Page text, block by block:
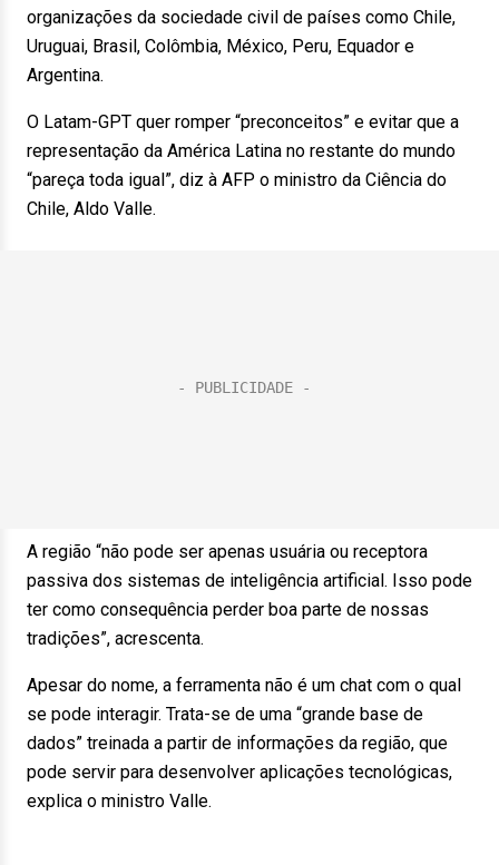
organizações da sociedade civil de países como Chile,
Uruguai, Brasil, Colômbia, México, Peru, Equador e
Argentina.
O Latam-GPT quer romper “preconceitos” e evitar que a
representação da América Latina no restante do mundo
“pareça toda igual”, diz à AFP o ministro da Ciência do
Chile, Aldo Valle.
A região “não pode ser apenas usuária ou receptora
passiva dos sistemas de inteligência artificial. Isso pode
ter como consequência perder boa parte de nossas
tradições”, acrescenta.
Apesar do nome, a ferramenta não é um chat com o qual
se pode interagir. Trata-se de uma “grande base de
dados” treinada a partir de informações da região, que
pode servir para desenvolver aplicações tecnológicas,
explica o ministro Valle.